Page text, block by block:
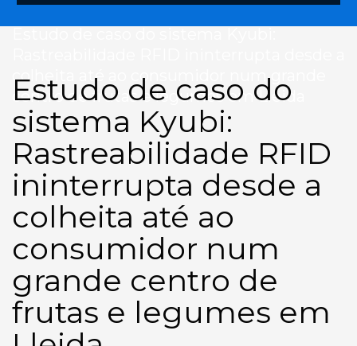
colheita até ao consumidor num grande
centro de frutas e legumes em Lleida
Estudo de caso do
sistema Kyubi:
Rastreabilidade RFID
ininterrupta desde a
colheita até ao
consumidor num
grande centro de
frutas e legumes em